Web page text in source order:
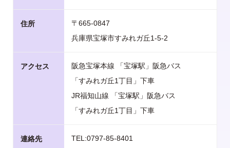
住所
〒665-0847
兵庫県宝塚市すみれガ丘1-5-2
アクセス
阪急宝塚本線 「宝塚駅」阪急バス
「すみれガ丘1丁目」下車
JR福知山線 「宝塚駅」阪急バス
「すみれガ丘1丁目」下車
連絡先
TEL:0797-85-8401